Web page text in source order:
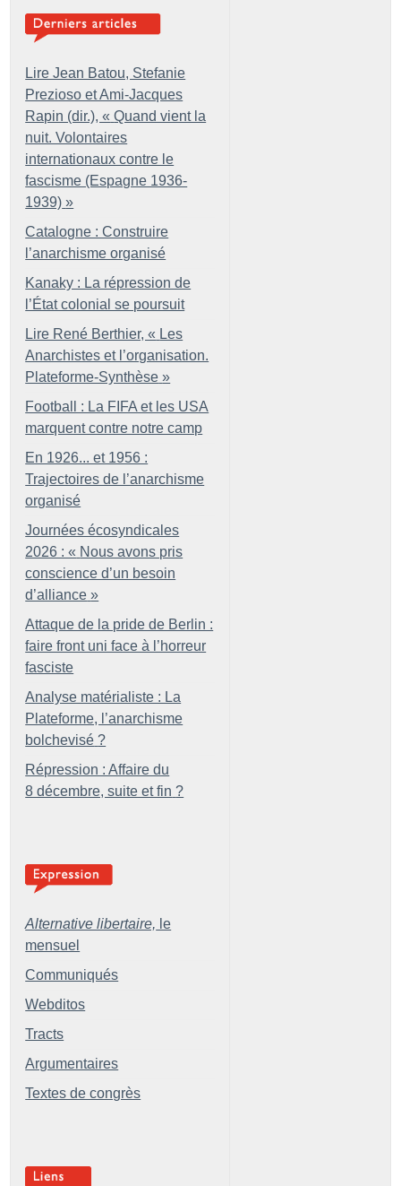
Lire Jean Batou, Stefanie
Prezioso et Ami-Jacques
Rapin (dir.), « Quand vient la
nuit. Volontaires
internationaux contre le
fascisme (Espagne 1936-
1939) »
Catalogne : Construire
l’anarchisme organisé
Kanaky : La répression de
l’État colonial se poursuit
Lire René Berthier, « Les
Anarchistes et l’organisation.
Plateforme-Synthèse »
Football : La FIFA et les USA
marquent contre notre camp
En 1926... et 1956 :
Trajectoires de l’anarchisme
organisé
Journées écosyndicales
2026 : « Nous avons pris
conscience d’un besoin
d’alliance »
Attaque de la pride de Berlin :
faire front uni face à l’horreur
fasciste
Analyse matérialiste : La
Plateforme, l’anarchisme
bolchevisé ?
Répression : Affaire du
8 décembre, suite et fin ?
Alternative libertaire, le
mensuel
Communiqués
Webditos
Tracts
Argumentaires
Textes de congrès